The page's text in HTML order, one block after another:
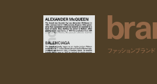
bra
ファッションブラン